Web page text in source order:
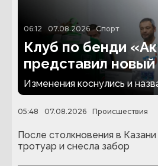
06:12 07.08.2026 Спорт
Клуб по бенди
представил новый
Изменения коснулись и
05:48 07.08.2026 Происшествия
После столкновения в
тротуар и снесла забор